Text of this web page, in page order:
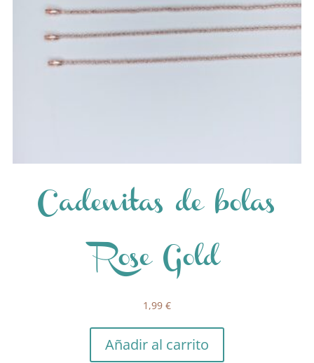
Cadenitas de bolas
Rose Gold
1,99 €
Añadir al carrito